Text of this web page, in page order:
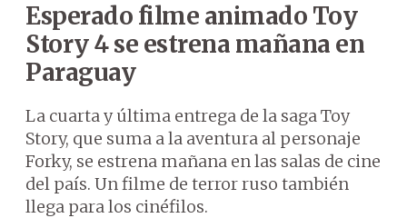
Esperado filme animado Toy
Story 4 se estrena mañana en
Paraguay
La cuarta y última entrega de la saga Toy
Story, que suma a la aventura al personaje
Forky, se estrena mañana en las salas de cine
del país. Un filme de terror ruso también
llega para los cinéfilos.